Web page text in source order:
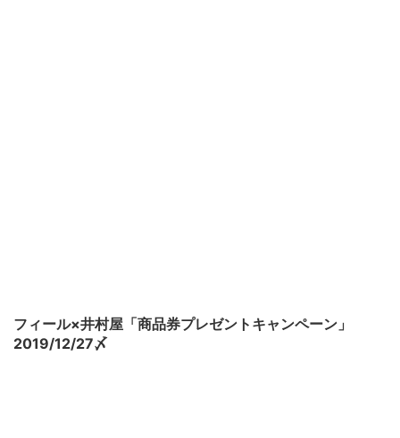
フィール×井村屋「商品券プレゼントキャンペーン」
2019/12/27〆